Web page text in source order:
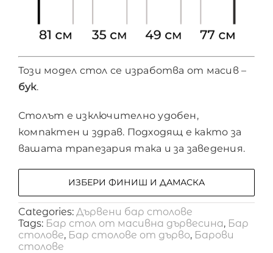
Този модел стол се изработва от масив –
бук.
Столът е изключително удобен,
компактен и здрав. Подходящ е както за
вашата трапезария така и за заведения.
ИЗБЕРИ ФИНИШ И ДАМАСКА
Categories: Дървени бар столове
Tags: Бар стол от масивна дървесина, Бар
столове, Бар столове от дърво, Барови
столове